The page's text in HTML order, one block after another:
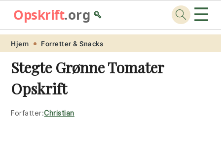
Skip
primary
navigation
Skip
main
content
Skip
primary
sidebar
Skip
footer
Opskrift.org🥄 ☰
Hjem Forretter & Snacks
Stegte Grønne Tomater
Opskrift
Forfatter:Christian